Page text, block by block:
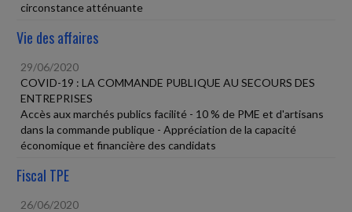
circonstance atténuante
Vie des affaires
29/06/2020
COVID-19 : LA COMMANDE PUBLIQUE AU SECOURS DES
ENTREPRISES
Accès aux marchés publics facilité - 10 % de PME et d'artisans
dans la commande publique - Appréciation de la capacité
économique et financière des candidats
Fiscal TPE
26/06/2020